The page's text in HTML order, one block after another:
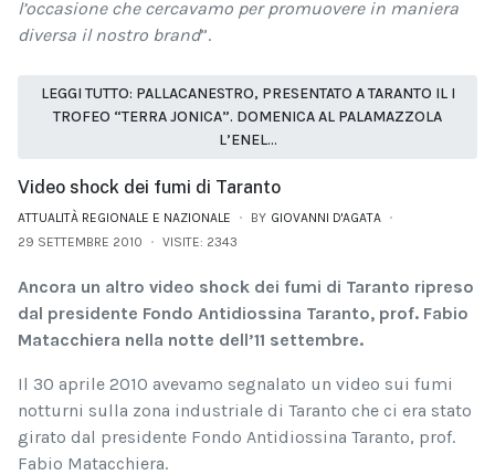
l’occasione che cercavamo per promuovere in maniera
diversa il nostro brand”.
LEGGI TUTTO: PALLACANESTRO, PRESENTATO A TARANTO IL I
TROFEO “TERRA JONICA”. DOMENICA AL PALAMAZZOLA
L’ENEL...
Video shock dei fumi di Taranto
ATTUALITÀ REGIONALE E NAZIONALE BY GIOVANNI D'AGATA
29 SETTEMBRE 2010
VISITE: 2343
Ancora un altro video shock dei fumi di Taranto ripreso
dal presidente Fondo Antidiossina Taranto, prof. Fabio
Matacchiera nella notte dell’11 settembre.
Il 30 aprile 2010 avevamo segnalato un video sui fumi
notturni sulla zona industriale di Taranto che ci era stato
girato dal presidente Fondo Antidiossina Taranto, prof.
Fabio Matacchiera.